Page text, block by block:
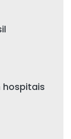
hospitais